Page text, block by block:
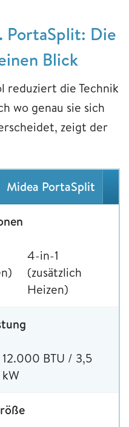
PortaSplit: Die
Blick
reduziert die Technik
wo genau sie sich
zeigt der
Midea PortaSplit
4-in-1
(zusätzlich
Heizen)
12.000 BTU / 3,5
kW